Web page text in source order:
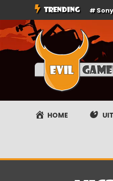
naar
de
TRENDING Sony
Het meest
HOME